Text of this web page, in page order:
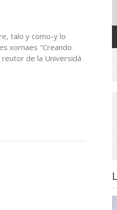
talo y como-y lo
xornaes "Creando
de la Universidá